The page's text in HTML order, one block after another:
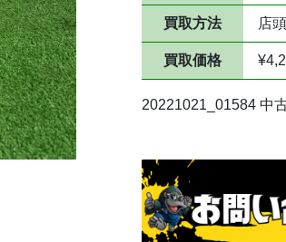
買取方法 店
買取価格
20221021_01584 中